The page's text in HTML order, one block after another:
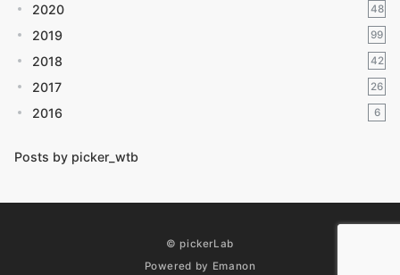
2020 48
2019 99
2018 42
2017 26
2016 6
Posts by picker_wtb
© pickerLab
Powered by Emanon